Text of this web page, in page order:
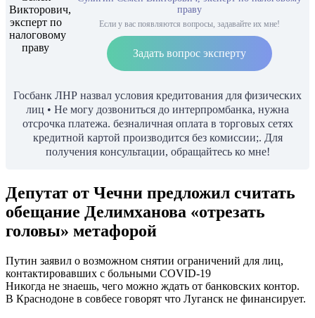
праву
Если у вас появляются вопросы, задавайте их мне!
Задать вопрос эксперту
Госбанк ЛНР назвал условия кредитования для физических
лиц • Не могу дозвониться до интерпромбанка, нужна
отсрочка платежа. безналичная оплата в торговых сетях
кредитной картой производится без комиссии;. Для
получения консультации, обращайтесь ко мне!
Депутат от Чечни предложил считать
обещание Делимханова «отрезать
головы» метафорой
Путин заявил о возможном снятии ограничений для лиц,
контактировавших с больными COVID-19
Никогда не знаешь, чего можно ждать от банковских контор.
В Краснодоне в совбесе говорят что Луганск не финансирует.